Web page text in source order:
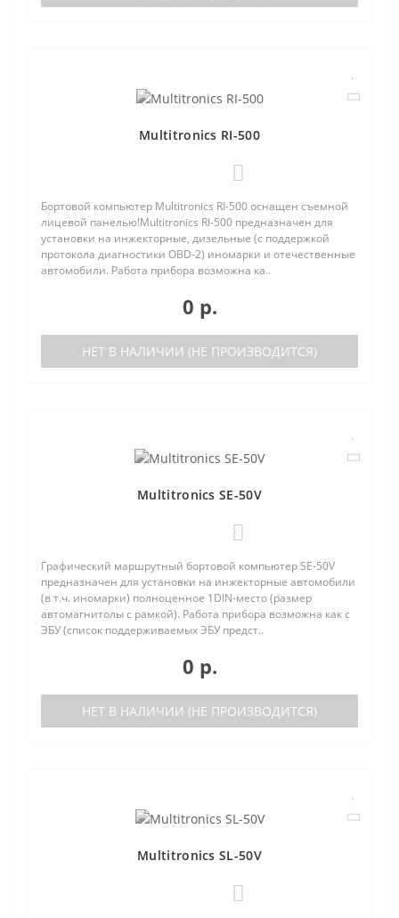
Multitronics RI-500
Бортовой компьютер Multitronics RI-500 оснащен съемной
лицевой панелью!Multitronics RI-500 предназначен для
установки на инжекторные, дизельные (с поддержкой
протокола диагностики OBD-2) иномарки и отечественные
автомобили. Работа прибора возможна ка..
0 р.
НЕТ В НАЛИЧИИ (НЕ ПРОИЗВОДИТСЯ)
Multitronics SE-50V
Графический маршрутный бортовой компьютер SE-50V
предназначен для установки на инжекторные автомобили
(в т.ч. иномарки) полноценное 1DIN-место (размер
автомагнитолы с рамкой). Работа прибора возможна как с
ЭБУ (список поддерживаемых ЭБУ предст..
0 р.
НЕТ В НАЛИЧИИ (НЕ ПРОИЗВОДИТСЯ)
Multitronics SL-50V